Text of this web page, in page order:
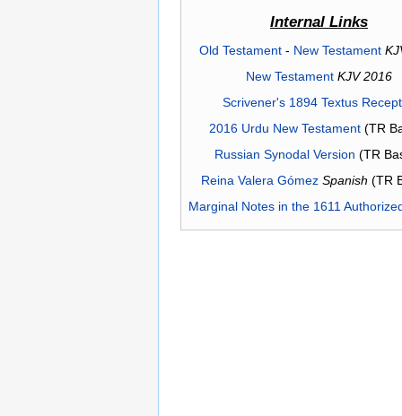
Internal Links
Old Testament- New Testament
New Testament KJV 2016
Scrivener's 1894 Textus
2016 Urdu New Testament(TR
Russian Synodal Version (TR
Reina Valera Gómez Spanish (TR
Marginal Notes in the 1611